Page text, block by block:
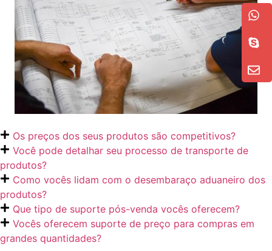
Os preços dos seus produtos são competitivos?
Você pode detalhar seu processo de transporte de
produtos?
Como vocês lidam com o desembaraço aduaneiro dos
produtos?
Que tipo de suporte pós-venda vocês oferecem?
Vocês oferecem suporte de preço para compras em
grandes quantidades?